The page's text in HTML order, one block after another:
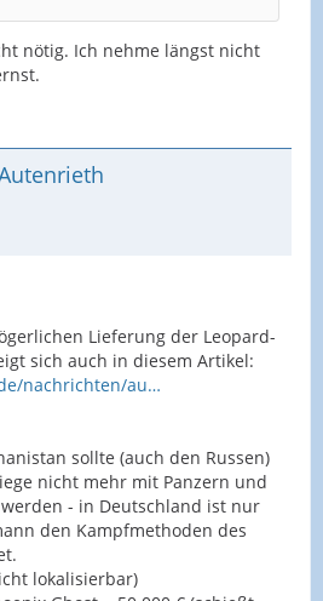
nötig. Ich nehme längst nicht
Lieferung der Leopard-
sich auch in diesem Artikel:
nachrichten/au…
sollte (auch den Russen)
nicht mehr mit Panzern und
- in Deutschland ist nur
den Kampfmethoden des
lokalisierbar)